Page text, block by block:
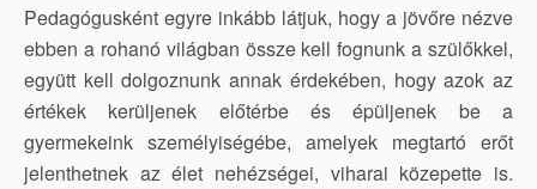
Pedagógusként egyre inkább látjuk, hogy a jövőre nézve
ebben a rohanó világban össze kell fognunk a szülőkkel,
együtt kell dolgoznunk annak érdekében, hogy azok az
értékek kerüljenek előtérbe és épüljenek be a
gyermekeink személyiségébe, amelyek megtartó erőt
jelenthetnek az élet nehézségei, viharai közepette is.